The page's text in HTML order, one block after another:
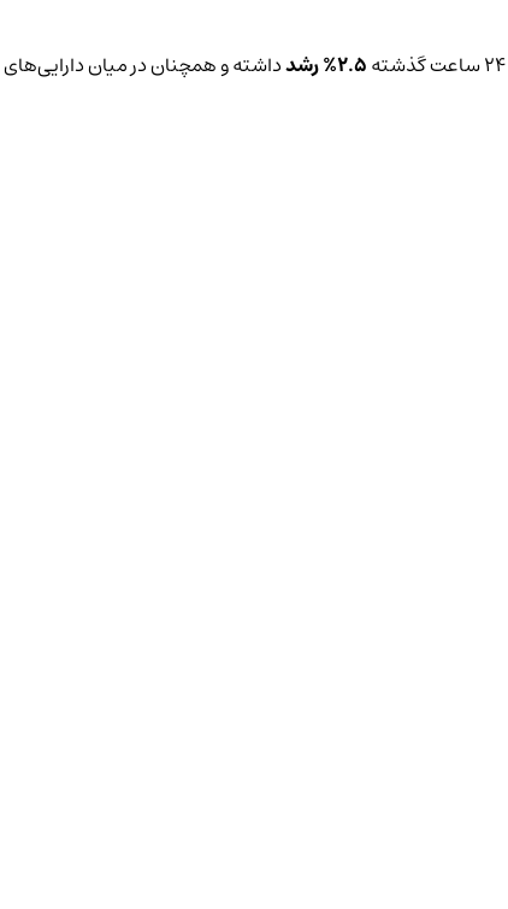
2.5% رشدداشته و همچنان در میان دارایی‌های